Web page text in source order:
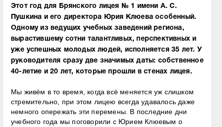
Этот год для Брянского лицея № 1 имени А. С.
Пушкина и его директора Юрия Клюева особенный.
Одному из ведущих учебных заведений региона,
вырастившему сотни талантливых, перспективных и
уже успешных молодых людей, исполняется 35 лет. У
руководителя сразу две значимых даты: собственное
40-летие и 20 лет, которые прошли в стенах лицея.
Мы живём в то время, когда всё меняется уж слишком
стремительно, при этом лицею всегда удавалось даже
немного опережать эти перемены. В последние дни
учебного года мы поговорили с Юрием Клюевым о